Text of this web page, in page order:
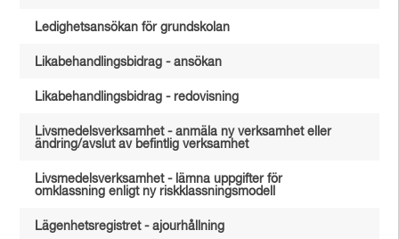
Ledighetsansökan för grundskolan
Likabehandlingsbidrag - ansökan
Likabehandlingsbidrag - redovisning
Livsmedelsverksamhet - anmäla ny verksamhet eller
ändring/avslut av befintlig verksamhet
Livsmedelsverksamhet - lämna uppgifter för
omklassning enligt ny riskklassningsmodell
Lägenhetsregistret - ajourhållning